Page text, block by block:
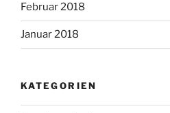
Februar 2018
Januar 2018
KATEGORIEN